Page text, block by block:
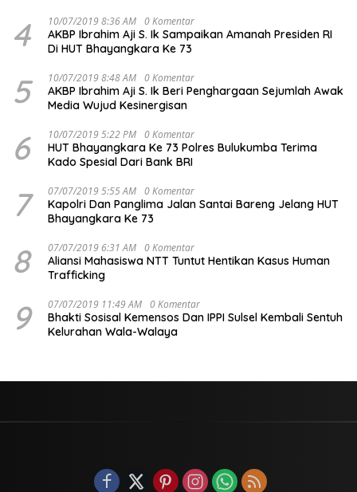
4 10/07/2019 8:36 AM 0 Komentar
AKBP Ibrahim Aji S. Ik Sampaikan Amanah Presiden RI
Di HUT Bhayangkara Ke 73
5 10/07/2019 8:48 AM 0 Komentar
AKBP Ibrahim Aji S. Ik Beri Penghargaan Sejumlah Awak
Media Wujud Kesinergisan
6 10/07/2019 5:22 PM 0 Komentar
HUT Bhayangkara Ke 73 Polres Bulukumba Terima
Kado Spesial Dari Bank BRI
7 07/07/2019 5:55 AM 0 Komentar
Kapolri Dan Panglima Jalan Santai Bareng Jelang HUT
Bhayangkara Ke 73
8 07/07/2019 6:31 AM 0 Komentar
Aliansi Mahasiswa NTT Tuntut Hentikan Kasus Human
Trafficking
9 07/07/2019 11:49 AM 0 Komentar
Bhakti Sosisal Kemensos Dan IPPI Sulsel Kembali Sentuh
Kelurahan Wala-Walaya